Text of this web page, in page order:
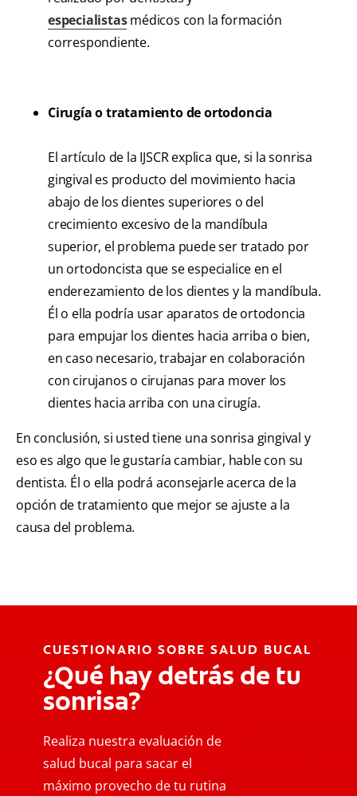
especialistasmédicos con la formación
correspondiente.
Cirugía o tratamiento de ortodoncia
El artículo de la IJSCR explica que, si la sonrisa
gingival es producto del movimiento hacia
abajo de los dientes superiores o del
crecimiento excesivo de la mandíbula
superior, el problema puede ser tratado por
un ortodoncista que se especialice en el
enderezamiento de los dientes y la mandíbula.
Él o ella podría usar aparatos de ortodoncia
para empujar los dientes hacia arriba o bien,
en caso necesario, trabajar en colaboración
con cirujanos o cirujanas para mover los
dientes hacia arriba con una cirugía.
En conclusión, si usted tiene una sonrisa gingival y
eso es algo que le gustaría cambiar, hable con su
dentista. Él o ella podrá aconsejarle acerca de la
opción de tratamiento que mejor se ajuste a la
causa del problema.
CUESTIONARIO SOBRE SALUD BUCAL
¿Qué hay detrás de tu
sonrisa?
Realiza nuestra evaluación de
salud bucal para sacar el
máximo provecho de tu rutina